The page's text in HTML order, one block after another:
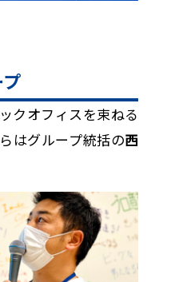
クオフィスを束ねる
はグループ統括の西